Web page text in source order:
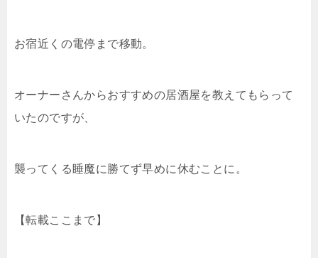
お宿近くの電停まで移動。
オーナーさんからおすすめの居酒屋を教えてもらって
いたのですが、
襲ってくる睡魔に勝てず早めに休むことに。
【転載ここまで】